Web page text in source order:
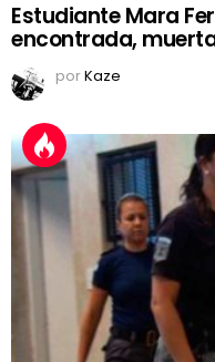
Estudiante Mara
encontrada,
porKaze